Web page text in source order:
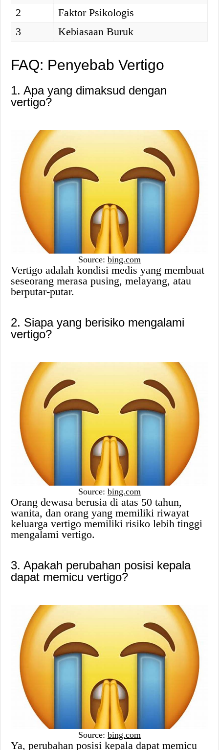
2
Faktor Psikologis
3
Kebiasaan Buruk
FAQ: Penyebab Vertigo
1. Apa yang dimaksud dengan
vertigo?
Source: bing.com
Vertigo adalah kondisi medis yang membuat
seseorang merasa pusing, melayang, atau
berputar-putar.
2. Siapa yang berisiko mengalami
vertigo?
Source: bing.com
Orang dewasa berusia di atas 50 tahun,
wanita, dan orang yang memiliki riwayat
keluarga vertigo memiliki risiko lebih tinggi
mengalami vertigo.
3. Apakah perubahan posisi kepala
dapat memicu vertigo?
Source: bing.com
Ya, perubahan posisi kepala dapat memicu